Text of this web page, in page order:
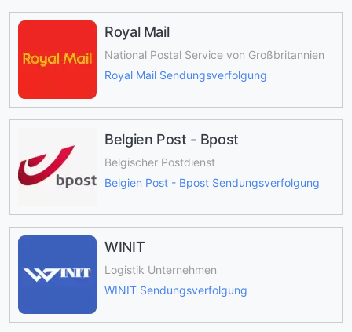
Royal Mail
National Postal Service von Großbritannien
Royal Mail Sendungsverfolgung
Belgien Post - Bpost
Belgischer Postdienst
Belgien Post - Bpost Sendungsverfolgung
WINIT
Logistik Unternehmen
WINIT Sendungsverfolgung